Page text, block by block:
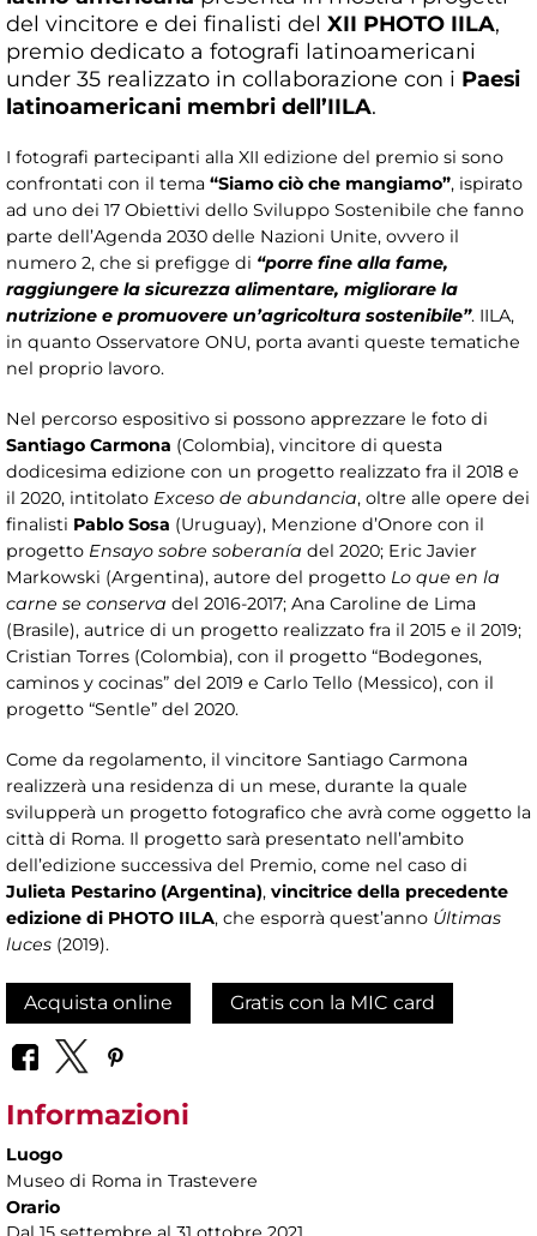
del vincitore e dei finalisti del XII PHOTO IILA,
premio dedicato a fotografi latinoamericani
under 35 realizzato in collaborazione con i Paesi
latinoamericani membri dell’IILA.
I fotografi partecipanti alla XII edizione del premio si sono
confrontati con il tema “Siamo ciò che mangiamo”, ispirato
ad uno dei 17 Obiettivi dello Sviluppo Sostenibile che fanno
parte dell’Agenda 2030 delle Nazioni Unite, ovvero il
numero 2, che si prefigge di “porre fine alla fame,
raggiungere la sicurezza alimentare, migliorare la
nutrizione e promuovere un’agricoltura sostenibile”. IILA,
in quanto Osservatore ONU, porta avanti queste tematiche
nel proprio lavoro.
Nel percorso espositivo si possono apprezzare le foto di
Santiago Carmona (Colombia), vincitore di questa
dodicesima edizione con un progetto realizzato fra il 2018 e
il 2020, intitolato Exceso de abundancia, oltre alle opere dei
finalisti Pablo Sosa (Uruguay), Menzione d’Onore con il
progetto Ensayo sobre soberanía del 2020; Eric Javier
Markowski (Argentina), autore del progetto Lo que en la
carne se conserva del 2016-2017; Ana Caroline de Lima
(Brasile), autrice di un progetto realizzato fra il 2015 e il 2019;
Cristian Torres (Colombia), con il progetto “Bodegones,
caminos y cocinas” del 2019 e Carlo Tello (Messico), con il
progetto “Sentle” del 2020.
Come da regolamento, il vincitore Santiago Carmona
realizzerà una residenza di un mese, durante la quale
svilupperà un progetto fotografico che avrà come oggetto la
città di Roma. Il progetto sarà presentato nell’ambito
dell’edizione successiva del Premio, come nel caso di
Julieta Pestarino (Argentina), vincitrice della precedente
edizione di PHOTO IILA, che esporrà quest’anno Últimas
luces (2019).
Acquista online Gratis con la MIC card
Informazioni
Luogo
Museo di Roma in Trastevere
Orario